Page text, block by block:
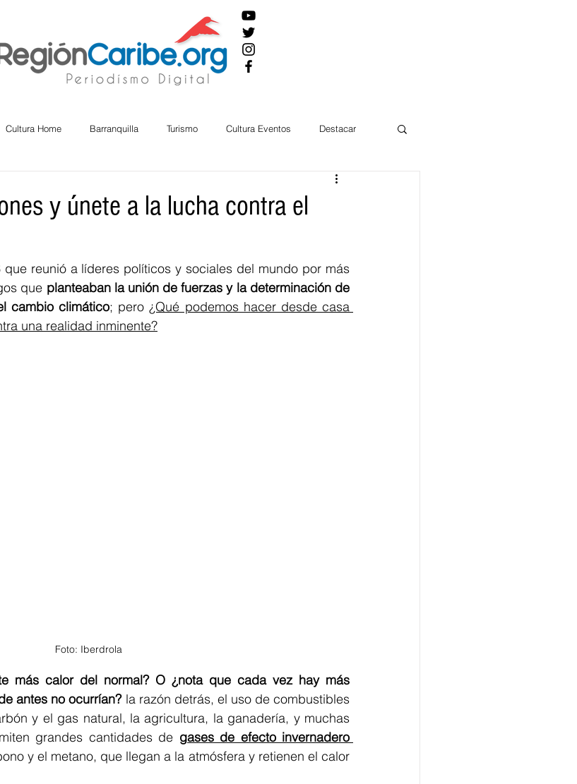
Cultura Home Barranquilla Turismo Cultura Eventos Destacar
AMBIENTAL
y únete a la lucha contra el
reunió a líderes políticos y sociales del mundo por más
que planteaban la unión de fuerzas y la determinación de
cambio climático; pero ¿Qué podemos hacer desde casa
una realidad inminente?
Foto: Iberdrola
más calor del normal? O ¿nota que cada vez hay más
antes no ocurrían? la razón detrás, el uso de combustibles
y el gas natural, la agricultura, la ganadería, y muchas
grandes cantidades de gases de efecto invernadero
y el metano, que llegan a la atmósfera y retienen el calor